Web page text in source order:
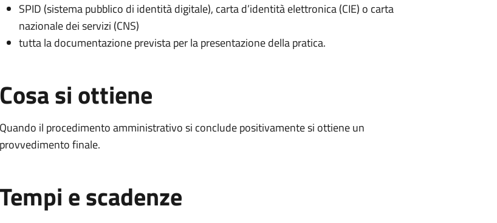
SPID (sistema pubblico di identità digitale), carta d’identità elettronica (CIE) o carta
nazionale dei servizi (CNS)
tutta la documentazione prevista per la presentazione della pratica.
Cosa si ottiene
Quando il procedimento amministrativo si conclude positivamente si ottiene un
provvedimento finale.
Tempi e scadenze